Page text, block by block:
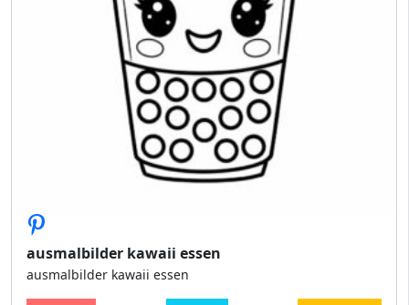
ausmalbilder kawaii essen
ausmalbilder kawaii essen